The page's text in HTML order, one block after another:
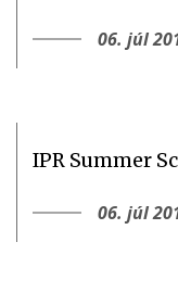
06. júl
IPR Summer
06. júl